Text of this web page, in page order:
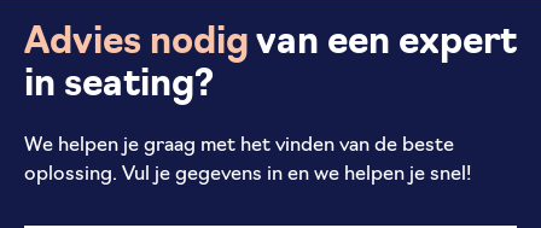
Advies nodig van een expert
in seating?
We helpen je graag met het vinden van de beste
oplossing. Vul je gegevens in en we helpen je snel!